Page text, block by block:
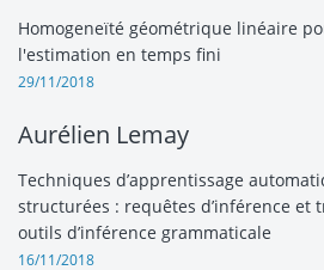
Homogeneïté géométrique linéaire
l'estimation en temps fini
29/11/2018
Aurélien Lemay
Techniques d’apprentissage
structurées : requêtes d’inférence et
outils d’inférence grammaticale
16/11/2018